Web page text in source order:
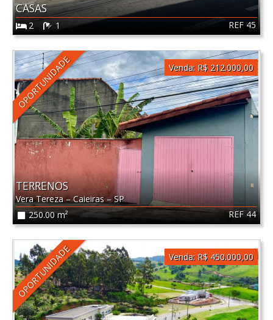
REF 45
CASAS
2 1
OPORTUNIDADE
REF 44
TERRENOS
Vera Tereza–Caieiras–SP
250.00 m²
Venda: R$ 212.000,00
OPORTUNIDADE Venda: R$ 450.000,00